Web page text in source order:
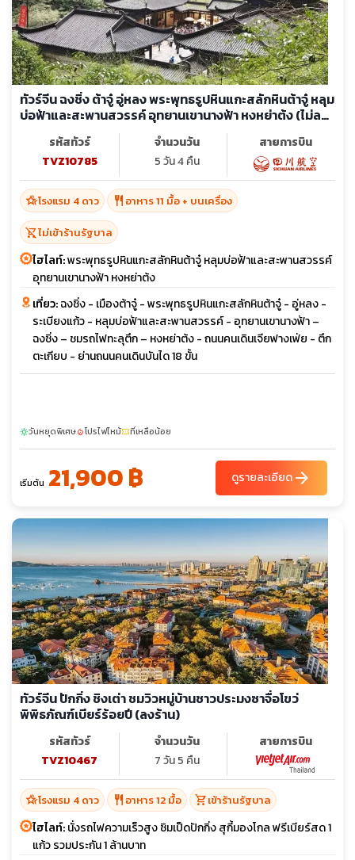
ทัวร์จีน ฉงชิ่ง ต้าจู๋ อู่หลง พระพุทธรูปหินแกะสลักหินต้าจู๋ หลุม
บ่อฟ้าและสะพานสวรรค์ อุทยานเขานางฟ้า หงหย่าต้ง (ไม่ลง
รหัสทัวร์
TVZ10785
จำนวนวัน
5 วัน 4 คืน
สายการบิน
hotel_classโรงแรม 4 ดาว restaurant อาหาร 11 มื้อ + บนเครื่อง
shopping_cart_offไม่เข้าร้านรัฐบาล
ไฮไลท์:พระพุทธรูปหินแกะสลักหินต้าจู๋ หลุมบ่อฟ้าและสะพานสวรรค์
อุทยานเขานางฟ้า หงหย่าต้ง
เที่ยว:ฉงชิ่ง - เมืองต้าจู๋ - พระพุทธรูปหินแกะสลักหินต้าจู๋ - อู่หลง -
ระเบียงแก้ว - หลุมบ่อฟ้าและสะพานสวรรค์ - อุทยานเขานางฟ้า –
ฉงชิ่ง – ชมรถไฟทะลุตึก – หงหย่าต้ง - ถนนคนเดินเจียฟางเฟ่ย - ตึก
ตะเกียบ - ย่านถนนคนเดินบันได 18 ขั้น
sunnyวันหยุดพิเศษlocal_fire_departmentโปรไฟไหม้confirmation_numberที่เหลือน้อย
เริ่มต้น 21,900 ฿ ดูรายละเอียดarrow_forward
ทัวร์จีน ปักกิ่ง ชิงเต่า ชมวิวหมู่บ้านชาวประมงซาจื่อโขว่
พิพิธภัณฑ์เบียร์ร้อยปี (ลงร้าน)
รหัสทัวร์
TVZ10467
จำนวนวัน
7 วัน 5 คืน
สายการบิน
hotel_classโรงแรม 4 ดาว restaurant อาหาร 12 มื้อ shopping_cartเข้าร้านรัฐบาล
ไฮไลท์:นั่งรถไฟความเร็วสูง ชิมเป็ดปักกิ่ง สุกี้มองโกล ฟรีเบียร์สด 1
แก้ว รวมประกัน 1 ล้านบาท